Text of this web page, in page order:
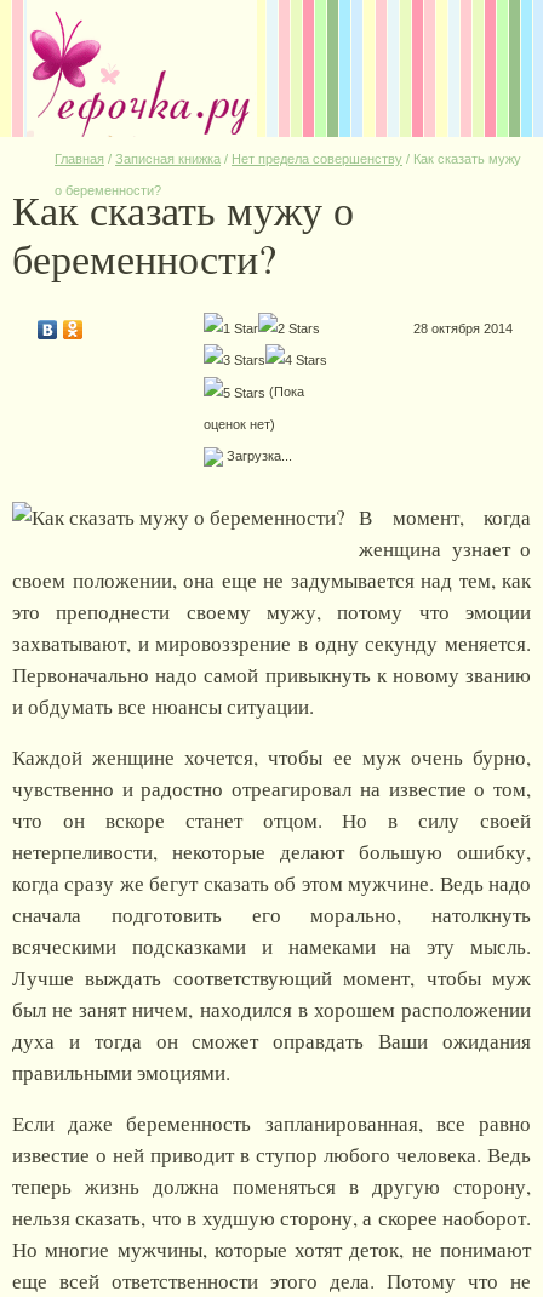
Главная / Записная книжка / Нет предела совершенству / Как сказать мужу
о беременности?
Как сказать мужу о
беременности?
(Пока
оценок нет)
Загрузка...
28 октября 2014
В момент, когда
женщина узнает о
своем положении, она еще не задумывается над тем, как
это преподнести своему мужу, потому что эмоции
захватывают, и мировоззрение в одну секунду меняется.
Первоначально надо самой привыкнуть к новому званию
и обдумать все нюансы ситуации.
Каждой женщине хочется, чтобы ее муж очень бурно,
чувственно и радостно отреагировал на известие о том,
что он вскоре станет отцом. Но в силу своей
нетерпеливости, некоторые делают большую ошибку,
когда сразу же бегут сказать об этом мужчине. Ведь надо
сначала подготовить его морально, натолкнуть
всяческими подсказками и намеками на эту мысль.
Лучше выждать соответствующий момент, чтобы муж
был не занят ничем, находился в хорошем расположении
духа и тогда он сможет оправдать Ваши ожидания
правильными эмоциями.
Если даже беременность запланированная, все равно
известие о ней приводит в ступор любого человека. Ведь
теперь жизнь должна поменяться в другую сторону,
нельзя сказать, что в худшую сторону, а скорее наоборот.
Но многие мужчины, которые хотят деток, не понимают
еще всей ответственности этого дела. Потому что не